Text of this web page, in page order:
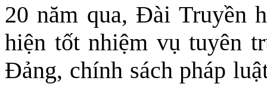
20 năm qua, Đài Truyền
hiện tốt nhiệm vụ tuyên
Đảng, chính sách pháp